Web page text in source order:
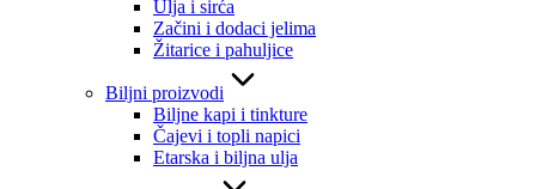
Ulja i sirća
Začini i dodaci jelima
Žitarice i pahuljice
Biljni proizvodi
Biljne kapi i tinkture
Čajevi i topli napici
Etarska i biljna ulja